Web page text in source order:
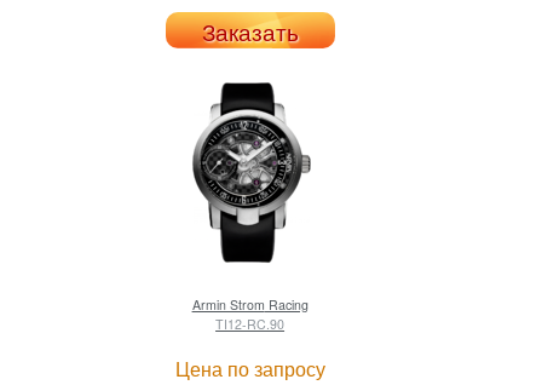
Заказать
Armin Strom Racing
TI12-RC.90
Цена по запросу